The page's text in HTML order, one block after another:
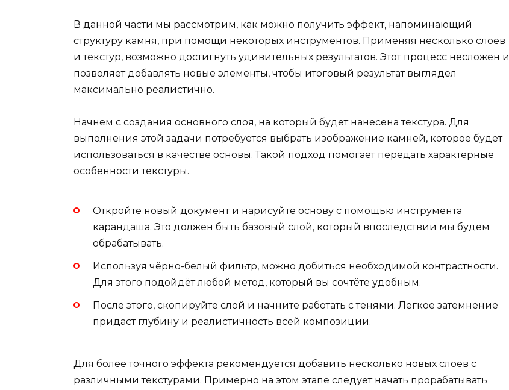
В данной части мы рассмотрим, как можно получить эффект, напоминающий
структуру камня, при помощи некоторых инструментов. Применяя несколько слоёв
и текстур, возможно достигнуть удивительных результатов. Этот процесс несложен и
позволяет добавлять новые элементы, чтобы итоговый результат выглядел
максимально реалистично.
Начнем с создания основного слоя, на который будет нанесена текстура. Для
выполнения этой задачи потребуется выбрать изображение камней, которое будет
использоваться в качестве основы. Такой подход помогает передать характерные
особенности текстуры.
Откройте новый документ и нарисуйте основу с помощью инструмента
карандаша. Это должен быть базовый слой, который впоследствии мы будем
обрабатывать.
Используя чёрно-белый фильтр, можно добиться необходимой контрастности.
Для этого подойдёт любой метод, который вы сочтёте удобным.
После этого, скопируйте слой и начните работать с тенями. Легкое затемнение
придаст глубину и реалистичность всей композиции.
Для более точного эффекта рекомендуется добавить несколько новых слоёв с
различными текстурами. Примерно на этом этапе следует начать прорабатывать